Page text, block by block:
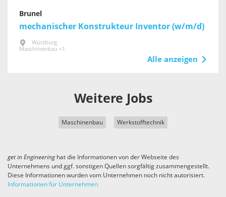
Brunel
mechanischer Konstrukteur Inventor (w/m/d)
Würzburg
Maschinenbau +1
Alle anzeigen
Weitere Jobs
Maschinenbau Werkstofftechnik
get in Engineeringhat die Informationen von der Webseite des
Unternehmens und ggf. sonstigen Quellen sorgfältig zusammengestellt.
Diese Informationen wurden vom Unternehmen noch nicht autorisiert.
Informationen für Unternehmen